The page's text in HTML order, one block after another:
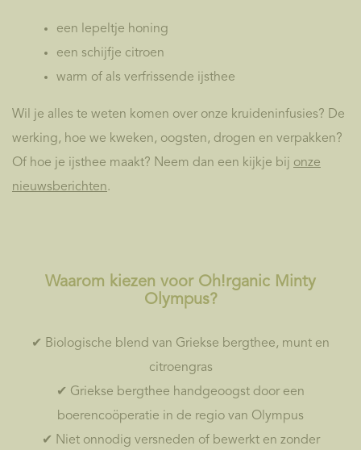
een lepeltje honing
een schijfje citroen
warm of als verfrissende ijsthee
Wil je alles te weten komen over onze kruideninfusies? De
werking, hoe we kweken, oogsten, drogen en verpakken?
Of hoe je ijsthee maakt? Neem dan een kijkje bij onze
nieuwsberichten.
Waarom kiezen voor Oh!rganic Minty
Olympus?
✔ Biologische blend van Griekse bergthee, munt en
citroengras
✔ Griekse bergthee handgeoogst door een
boerencoöperatie in de regio van Olympus
✔ Niet onnodig versneden of bewerkt en zonder